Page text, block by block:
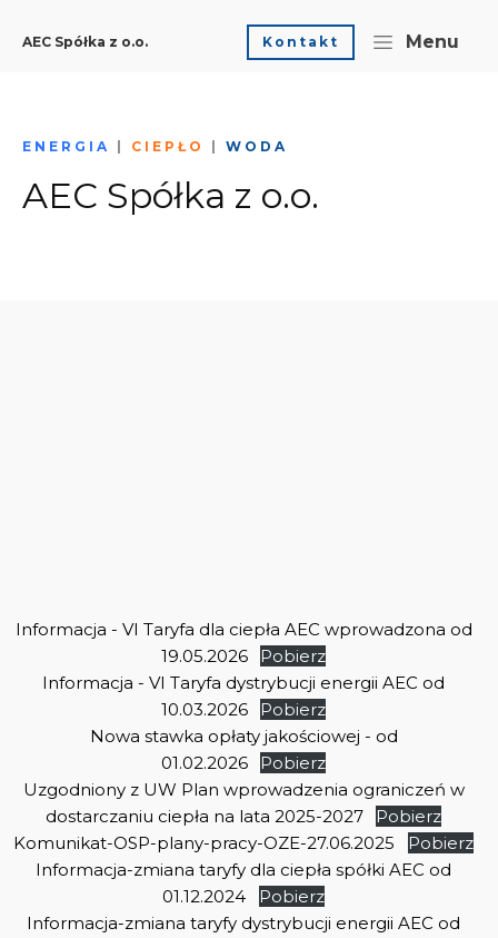
AEC Spółka z o.o. Kontakt Menu
ENERGIA CIEPŁO WODA
AEC Spółka z o.o.
Informacja - VI Taryfa dla ciepła AEC wprowadzona od
19.05.2026
Pobierz
Informacja - VI Taryfa dystrybucji energii AEC od
10.03.2026
Pobierz
Nowa stawka opłaty jakościowej - od
01.02.2026
Pobierz
Uzgodniony z UW Plan wprowadzenia ograniczeń w
dostarczaniu ciepła na lata 2025-2027
Pobierz
Komunikat-OSP-plany-pracy-OZE-27.06.2025
Pobierz
Informacja-zmiana taryfy dla ciepła spółki AEC od
01.12.2024
Pobierz
Informacja-zmiana taryfy dystrybucji energii AEC od